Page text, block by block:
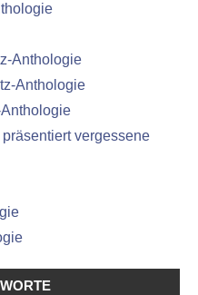
Anthologie
Anthologie
vergessene